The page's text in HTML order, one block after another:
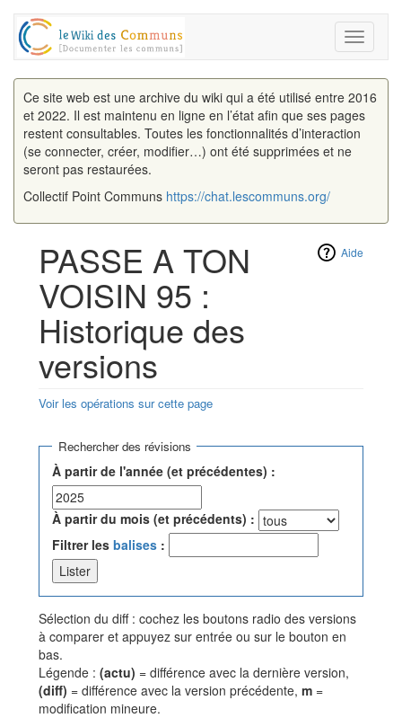
Toggle
Ce site web est une archive du wiki qui a été utilisé entre 2016
et 2022. Il est maintenu en ligne en l’état afin que ses pages
restent consultables. Toutes les fonctionnalités d’interaction
(se connecter, créer, modifier…) ont été supprimées et ne
seront pas restaurées.
Collectif Point Communs https://chat.lescommuns.org/
Aide
PASSE A TON
VOISIN 95 :
Historique des
versions
Voir les opérations sur cette page
Rechercher des révisions
À partir de l'année (et précédentes) :
À partir du mois (et précédents) :
Filtrer les balises :
Sélection du diff : cochez les boutons radio des versions
à comparer et appuyez sur entrée ou sur le bouton en
bas.
Légende : (actu) = différence avec la dernière version,
(diff) = différence avec la version précédente, m =
modification mineure.